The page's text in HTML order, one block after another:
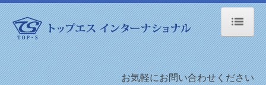
トップエス・インターナショナル
会社案内 お気軽にお問い合わせください